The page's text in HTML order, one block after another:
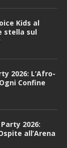
Kids al
stella sul
2026: L’Afro-
Confine
2026:
all’Arena